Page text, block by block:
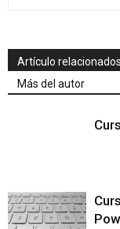
Artículo relacionados
Más del autor